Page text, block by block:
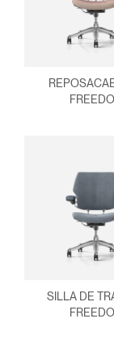
Registro
REGISTRO
SILLA DE